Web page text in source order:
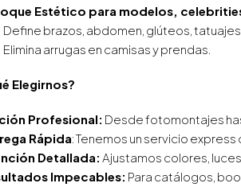
Estético para modelos,
Define brazos, abdomen, glúteos,
Elimina arrugas en camisas y prendas.
Elegirnos?
Profesional: Desde fotomontajes
Rápida: Tenemos un servicio
Detallada: Ajustamos colores,
Impecables: Para catálogos,